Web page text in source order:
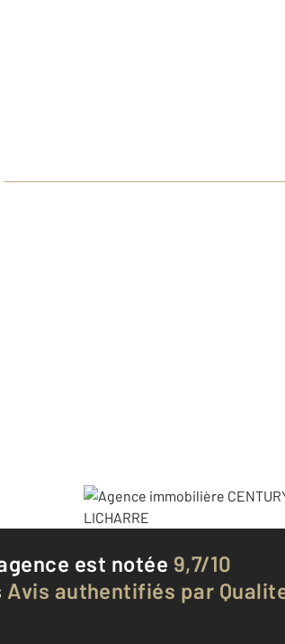
agence est notée 9,7/10
Avis authentifiés par